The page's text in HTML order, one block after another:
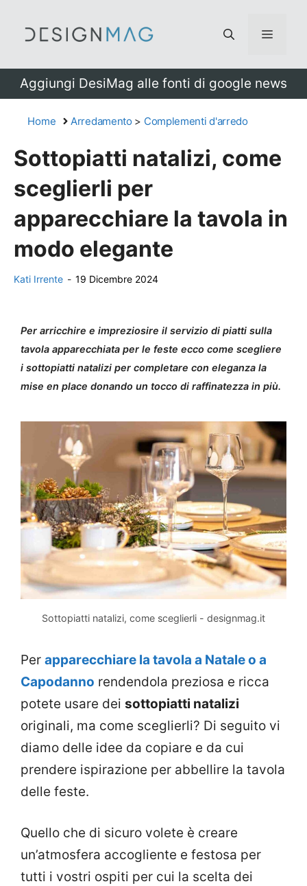
Menu
Aggiungi DesiMag alle fonti di google news
Home Arredamento > Complementi d'arredo
Sottopiatti natalizi, come
sceglierli per
apparecchiare la tavola in
modo elegante
Kati Irrente - 19 Dicembre 2024
Per arricchire e impreziosire il servizio di piatti sulla
tavola apparecchiata per le feste ecco come scegliere
i sottopiatti natalizi per completare con eleganza la
mise en place donando un tocco di raffinatezza in più.
Sottopiatti natalizi, come sceglierli - designmag.it
Per apparecchiare la tavola a Natale o a
Capodanno rendendola preziosa e ricca
potete usare dei sottopiatti natalizi
originali, ma come sceglierli? Di seguito vi
diamo delle idee da copiare e da cui
prendere ispirazione per abbellire la tavola
delle feste.
Quello che di sicuro volete è creare
un’atmosfera accogliente e festosa per
tutti i vostri ospiti per cui la scelta dei